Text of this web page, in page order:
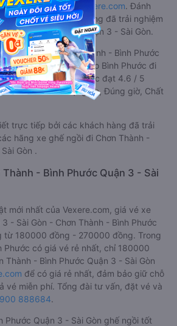
phục vụ trên
Vexere.com. Đánh
tiếp bởi các khách hàng đã trải nghiệm
- Bình Phước đi Quận 3 - Sài Gòn.
- Sài Gòn từ Chơn Thành - Bình Phước
tốt nhất là xe Petro Bình Phước đi
Thành - Bình Phước đạt 4.6 / 5
chí như: Chất lượng xe, Đúng giờ, Chất
trực tiếp bởi các khách hàng đã trải
hãng xe ghế ngồi đi Chơn Thành -
Gòn .
- Bình Phước Quận 3 - Sài
mới nhất của Vexere.com, giá vé xe
- Sài Gòn - Chơn Thành - Bình Phước
từ 180000 đồng - 270000 đồng. Trong
Phước có giá vé rẻ nhất, chỉ 180000
Thành - Bình Phước Quận 3 - Sài Gòn
để có giá rẻ nhất, đảm bảo giữ chỗ
vé miễn phí. Tổng đài tư vấn, đặt vé và
888684.
Phước Quận 3 - Sài Gòn ghế ngồi tốt